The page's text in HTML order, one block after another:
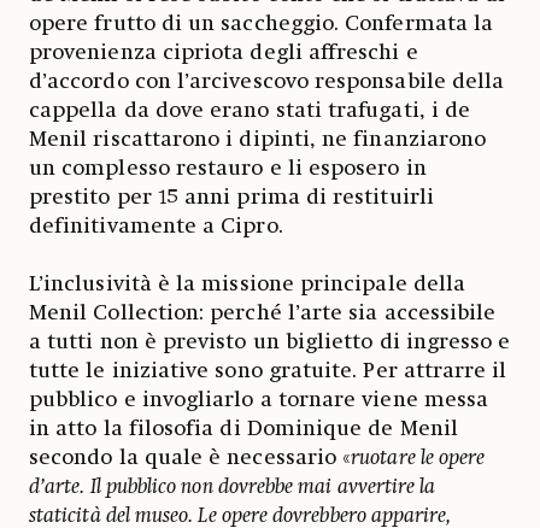
opere frutto di un saccheggio. Confermata la
provenienza cipriota degli affreschi e
d’accordo con l’arcivescovo responsabile della
cappella da dove erano stati trafugati, i de
Menil riscattarono i dipinti, ne finanziarono
un complesso restauro e li esposero in
prestito per 15 anni prima di restituirli
definitivamente a Cipro.
L’inclusività è la missione principale della
Menil Collection: perché l’arte sia accessibile
a tutti non è previsto un biglietto di ingresso e
tutte le iniziative sono gratuite. Per attrarre il
pubblico e invogliarlo a tornare viene messa
in atto la filosofia di Dominique de Menil
secondo la quale è necessario «ruotare le opere
d’arte. Il pubblico non dovrebbe mai avvertire la
staticità del museo. Le opere dovrebbero apparire,